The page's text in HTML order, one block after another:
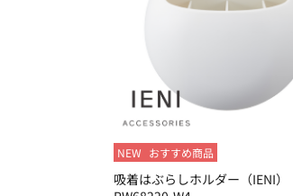
NEW おすすめ商品
吸着はぶらしホルダー（IENI）